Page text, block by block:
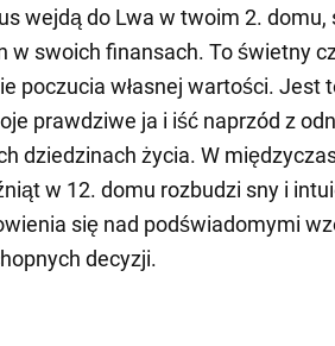
wejdą do Lwa w twoim 2.
w swoich finansach. To świetny
poczucia własnej wartości. Jest
prawdziwe ja i iść naprzód z
dziedzinach życia. W
w 12. domu rozbudzi sny i
się nad podświadomymi
decyzji.